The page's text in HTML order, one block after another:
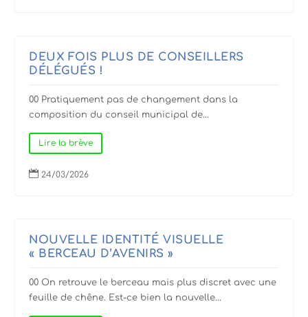
DEUX FOIS PLUS DE CONSEILLERS
DÉLÉGUÉS !
00 Pratiquement pas de changement dans la
composition du conseil municipal de...
Lire la brève
 24/03/2026
NOUVELLE IDENTITÉ VISUELLE
« BERCEAU D’AVENIRS »
00 On retrouve le berceau mais plus discret avec une
feuille de chêne. Est-ce bien la nouvelle...